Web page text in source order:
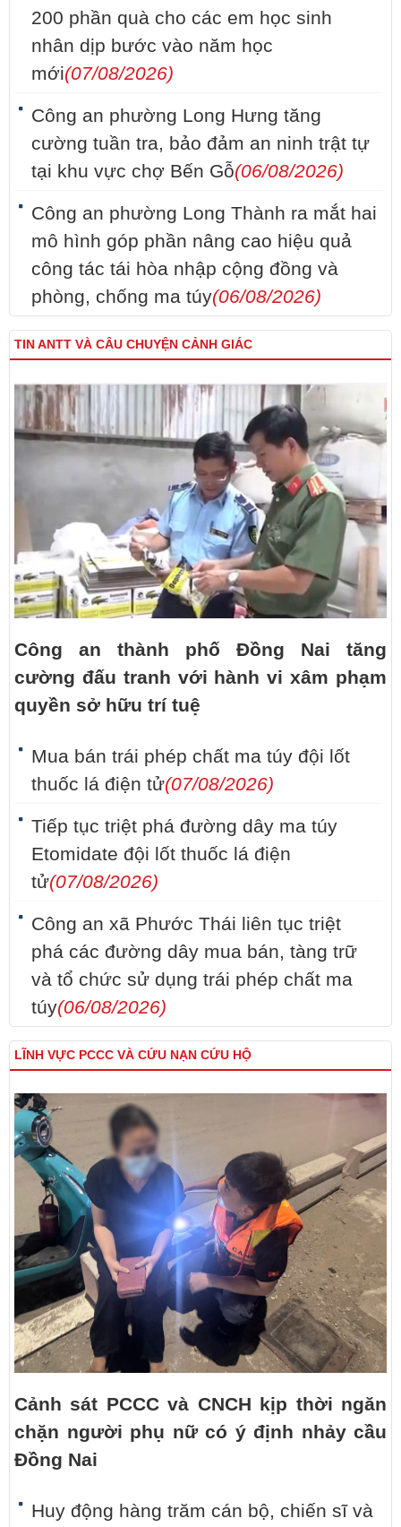
200 phần quà cho các em học sinh
nhân dịp bước vào năm học
mới(07/08/2026)
Công an phường Long Hưng tăng
cường tuần tra, bảo đảm an ninh trật tự
tại khu vực chợ Bến Gỗ(06/08/2026)
Công an phường Long Thành ra mắt hai
mô hình góp phần nâng cao hiệu quả
công tác tái hòa nhập cộng đồng và
phòng, chống ma túy(06/08/2026)
TIN ANTT VÀ CÂU CHUYỆN CẢNH GIÁC
Công an thành phố Đồng Nai tăng
cường đấu tranh với hành vi xâm phạm
quyền sở hữu trí tuệ
Mua bán trái phép chất ma túy đội lốt
thuốc lá điện tử(07/08/2026)
Tiếp tục triệt phá đường dây ma túy
Etomidate đội lốt thuốc lá điện
tử(07/08/2026)
Công an xã Phước Thái liên tục triệt
phá các đường dây mua bán, tàng trữ
và tổ chức sử dụng trái phép chất ma
túy(06/08/2026)
LĨNH VỰC PCCC VÀ CỨU NẠN CỨU HỘ
Cảnh sát PCCC và CNCH kịp thời ngăn
chặn người phụ nữ có ý định nhảy cầu
Đồng Nai
Huy động hàng trăm cán bộ, chiến sĩ và